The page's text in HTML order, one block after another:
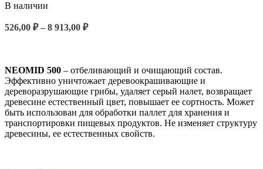
В наличии
526,00 ₽ – 8 913,00 ₽
NEOMID 500 – отбеливающий и очищающий состав.
Эффективно уничтожает деревоокрашивающие и
дереворазрушающие грибы, удаляет серый налет, возвращает
древесине естественный цвет, повышает ее сортность. Может
быть использован для обработки паллет для хранения и
транспортировки пищевых продуктов. Не изменяет структуру
древесины, ее естественных свойств.